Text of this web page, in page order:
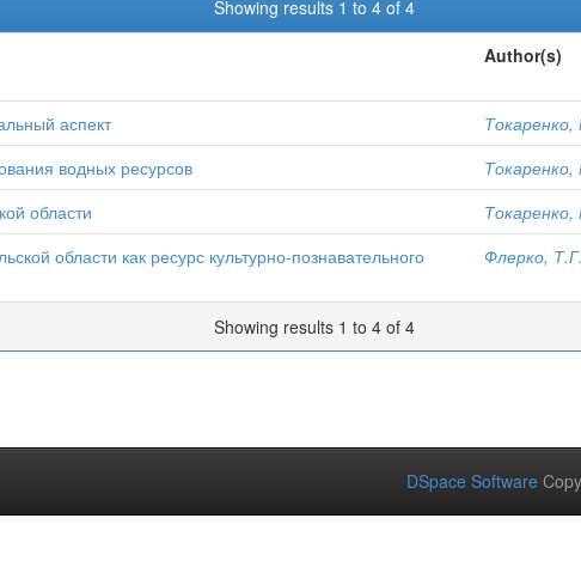
Showing results 1 to 4 of 4
Author(s)
аспект
водных ресурсов
области
области как ресурс культурно-познавательного
Флерко, Т.Г.
Showing results 1 to 4 of 4
DSpace Software